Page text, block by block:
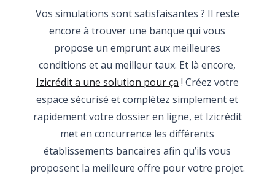
Vos simulations sont satisfaisantes ? Il reste
encore à trouver une banque qui vous
propose un emprunt aux meilleures
conditions et au meilleur taux. Et là encore,
Izicrédit a une solution pour ça ! Créez votre
espace sécurisé et complètez simplement et
rapidement votre dossier en ligne, et Izicrédit
met en concurrence les différents
établissements bancaires afin qu’ils vous
proposent la meilleure offre pour votre projet.